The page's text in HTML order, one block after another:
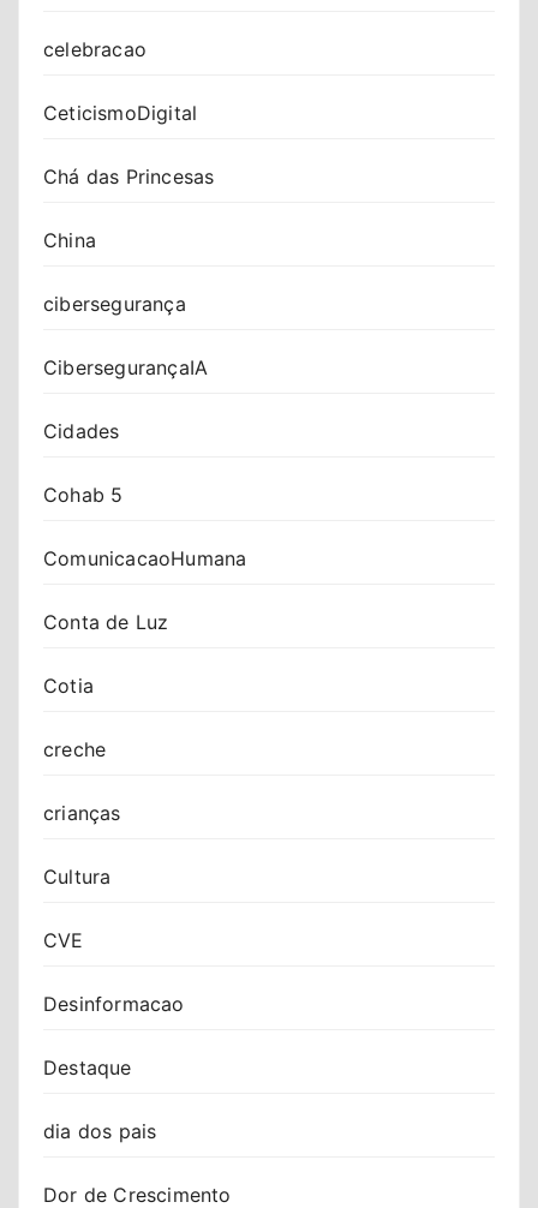
celebracao
CeticismoDigital
Chá das Princesas
China
cibersegurança
CibersegurançaIA
Cidades
Cohab 5
ComunicacaoHumana
Conta de Luz
Cotia
creche
crianças
Cultura
CVE
Desinformacao
Destaque
dia dos pais
Dor de Crescimento